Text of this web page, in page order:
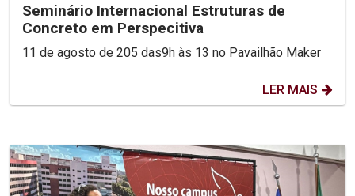
Seminário Internacional Estruturas de
Concreto em Perspecitiva
11 de agosto de 205 das9h às 13 no Pavailhão Maker
LER MAIS